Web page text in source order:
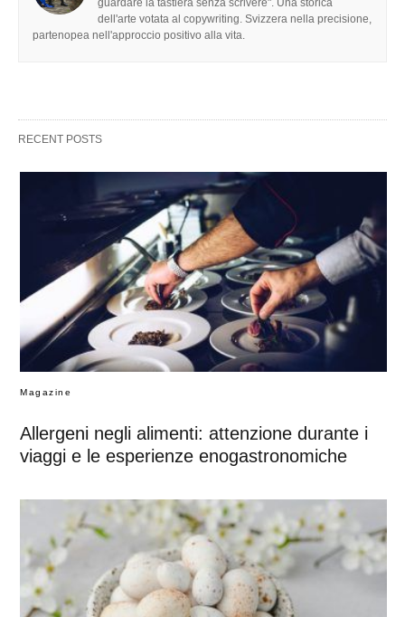
guardare la tastiera senza scrivere". Una storica
dell'arte votata al copywriting. Svizzera nella precisione,
partenopea nell'approccio positivo alla vita.
RECENT POSTS
Magazine
Allergeni negli alimenti: attenzione durante i
viaggi e le esperienze enogastronomiche